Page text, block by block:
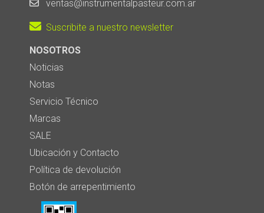
ventas@instrumentalpasteur.com.ar
Suscribite a nuestro newsletter
NOSOTROS
Noticias
Notas
Servicio Técnico
Marcas
SALE
Ubicación y Contacto
Política de devolución
Botón de arrepentimiento